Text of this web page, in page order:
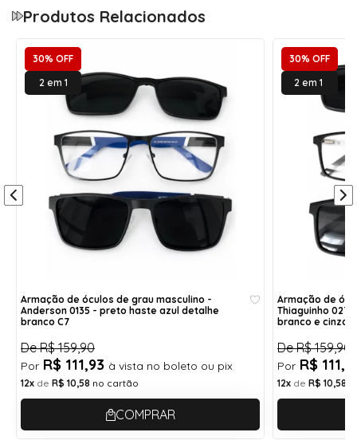
Hastes com Abertura de 90° + Flexibilidade Extra
90°, garantindo encaixe confortável e seguro no
rosto.
Além disso, as hastes também oferecem
flexibilidade para cima, proporcionando maior
liberdade de movimento, ideal para quem busca
conforto no uso diário sem abrir mão
da durabilidade.
Altura:
4,4 cm
Largura:
14,8 cm
1,6 cm
Haste:
14,2 cm
57
Largura da Armação
Altura
4,4 cm
1,6 cm
Produtos Relacionados
30% OFF
2 em 1
Armação de óculos de grau masculino -
Anderson 0135 - preto haste azul detalhe
branco C7
DeR$ 159,90
Por R$ 111,93 à vista no boleto ou pix
12x de R$ 10,58 no cartão
COMPRAR
30% OFF
2 em 1
Armação de
Thiaguinho
branco e cinza
DeR$ 159,90
Por R$
12x de R$ 10,58